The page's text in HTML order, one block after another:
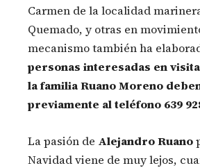
Carmen de la localidad
Quemado, y otras en
mecanismo también ha
personas interesadas en
la familia Ruano Moreno
previamente al teléfono 639
La pasión de Alejandro Ruano
Navidad viene de muy lejos,